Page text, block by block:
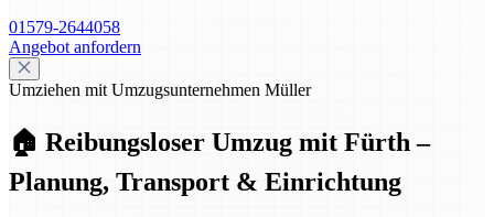
01579-2644058
Angebot anfordern
Umziehen mit Umzugsunternehmen Müller
🏠 Reibungsloser Umzug mit Fürth –
Planung, Transport & Einrichtung